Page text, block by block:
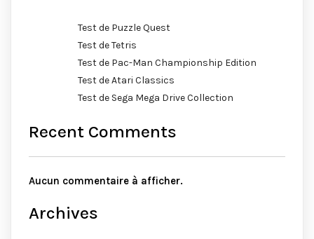
Test de Puzzle Quest
Test de Tetris
Test de Pac-Man Championship Edition
Test de Atari Classics
Test de Sega Mega Drive Collection
Recent Comments
Aucun commentaire à afficher.
Archives